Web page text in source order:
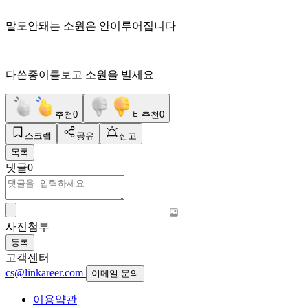
말도안돼는 소원은 안이루어집니다
다쓴종이를보고 소원을 빌세요
추천0 비추천0
스크랩 공유
신고
목록
댓글0
사진첨부
등록
고객센터
cs@linkareer.com
이메일 문의
이용약관